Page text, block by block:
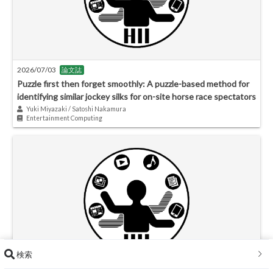
2026/07/03 論文誌
Puzzle first then forget smoothly: A puzzle-based method for
identifying similar jockey silks for on-site horse race spectators
Yuki Miyazaki / Satoshi Nakamura
Entertainment Computing
検索